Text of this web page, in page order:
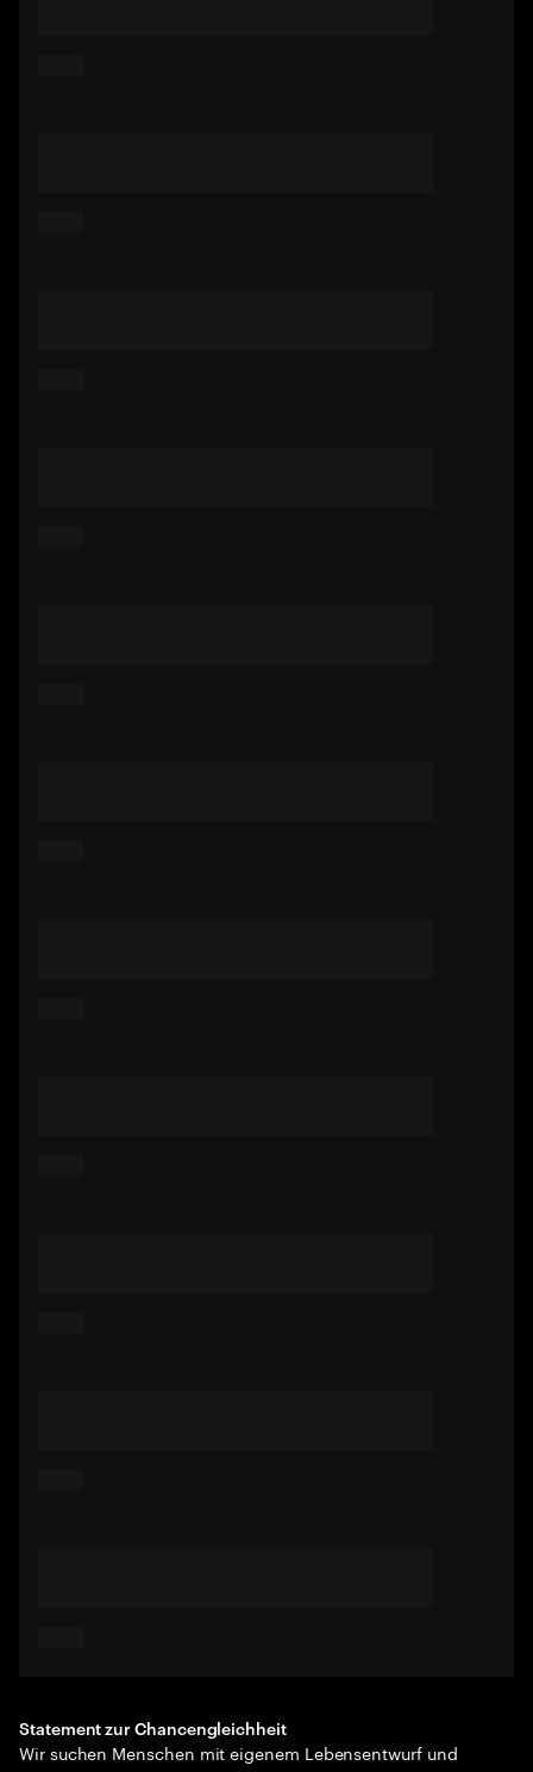
Statement zur Chancengleichheit
Wir suchen Menschen mit eigenem Lebensentwurf und